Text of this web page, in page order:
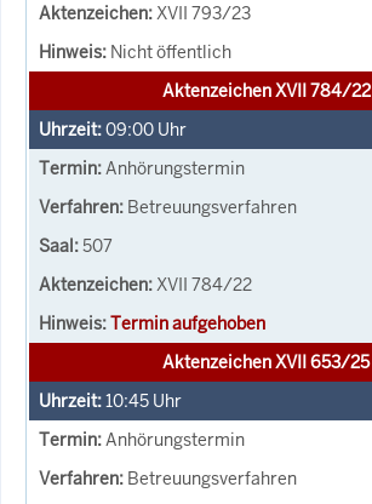
XVII 793/23
Nicht öffentlich
Aktenzeichen XVII 784/22
09:00 Uhr
Anhörungstermin
Betreuungsverfahren
507
XVII 784/22
Termin aufgehoben
Aktenzeichen XVII 653/25
10:45 Uhr
Anhörungstermin
Betreuungsverfahren